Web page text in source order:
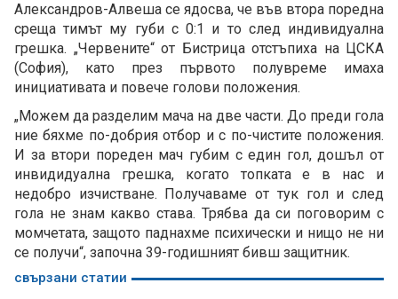
Александров-Алвеша се ядосва, че във втора поредна
среща тимът му губи с 0:1 и то след индивидуална
грешка. „Червените“ от Бистрица отстъпиха на ЦСКА
(София), като през първото полувреме имаха
инициативата и повече голови положения.
„Можем да разделим мача на две части. До преди гола
ние бяхме по-добрия отбор и с по-чистите положения.
И за втори пореден мач губим с един гол, дошъл от
инвидидуална грешка, когато топката е в нас и
недобро изчистване. Получаваме от тук гол и след
гола не знам какво става. Трябва да си поговорим с
момчетата, защото паднахме психически и нищо не ни
се получи“, започна 39-годишният бивш защитник.
свързани статии